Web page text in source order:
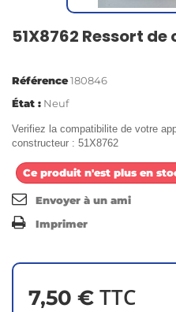
51X8762 Ressort de
Référence180846
État : Neuf
Verifiez la compatibilite de votre
constructeur : 51X8762
Ce produit n'est plus en
Envoyer à un ami
Imprimer
7,50 € TTC